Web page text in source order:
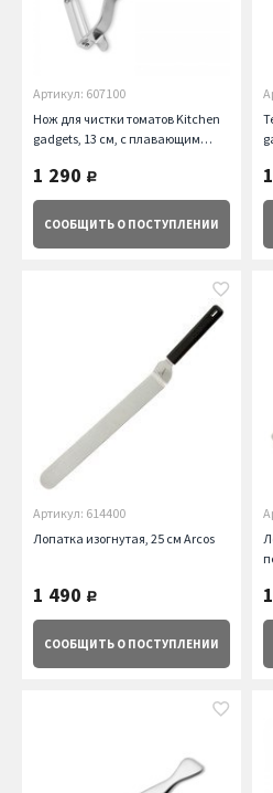
Артикул: 607100
Нож для чистки томатов Kitchen
gadgets, 13 см, с плавающим
1 290 руб.
СООБЩИТЬ О ПОСТУПЛЕНИИ
Артикул: 614400
Лопатка изогнутая, 25 см Arcos
1 490 руб.
СООБЩИТЬ О ПОСТУПЛЕНИИ